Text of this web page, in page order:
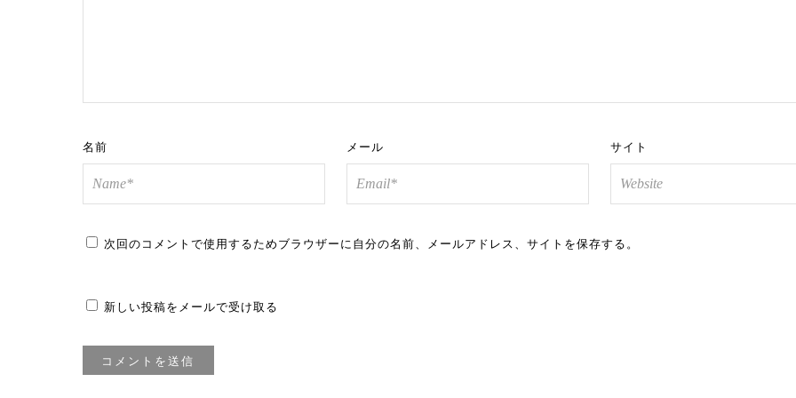
名前 メール サイト
次回のコメントで使用するためブラウザーに自分の名前、メールアドレス、サイトを保存する。
新しい投稿をメールで受け取る